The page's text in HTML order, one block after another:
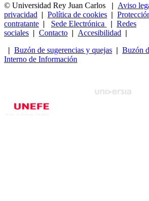
© Universidad Rey Juan Carlos
| Aviso
privacidad | Política de cookies |
contratante | Sede Electrónica | Redes
sociales | Contacto | Accesibilidad |
| Buzón de sugerencias y quejas | Buzón
Interno de Información